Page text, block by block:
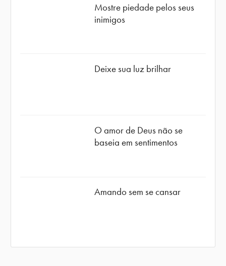
Mostre piedade pelos seus
inimigos
Deixe sua luz brilhar
O amor de Deus não se
baseia em sentimentos
Amando sem se cansar